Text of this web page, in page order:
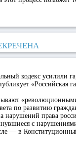
кодекс усилили
«Российская
по развитию
нарушений права
с
— в